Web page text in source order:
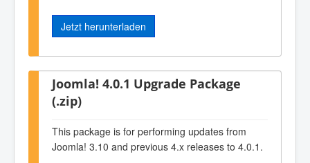
Jetzt herunterladen
Joomla! 4.0.1 Upgrade Package
(.zip)
This package is for performing updates from
Joomla! 3.10 and previous 4.x releases to 4.0.1.